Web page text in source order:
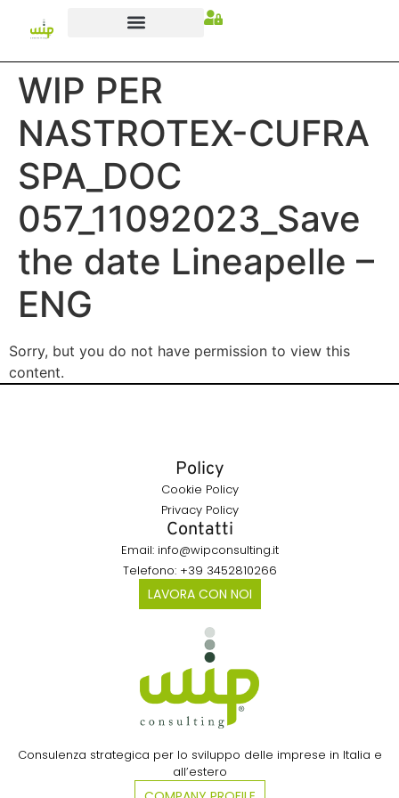
WIP PER
NASTROTEX-CUFRA
SPA_DOC
057_11092023_Save
the date Lineapelle –
ENG
Sorry, but you do not have permission to view this
content.
Consulenza strategica per lo sviluppo delle imprese in Italia e
all’estero​
Policy
Cookie Policy
Privacy Policy
Contatti
Email: info@wipconsulting.it
Telefono: +39 3452810266
LAVORA CON NOI